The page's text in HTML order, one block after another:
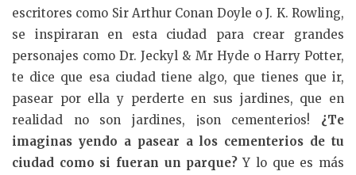
escritores como Sir Arthur Conan Doyle o J. K. Rowling,
se inspiraran en esta ciudad para crear grandes
personajes como Dr. Jeckyl & Mr Hyde o Harry Potter,
te dice que esa ciudad tiene algo, que tienes que ir,
pasear por ella y perderte en sus jardines, que en
realidad no son jardines, ¡son cementerios! ¿Te
imaginas yendo a pasear a los cementerios de tu
ciudad como si fueran un parque?Y lo que es más